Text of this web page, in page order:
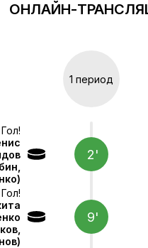
ОНЛАЙН-
1 период
Гол!
2'
Гол!
9'